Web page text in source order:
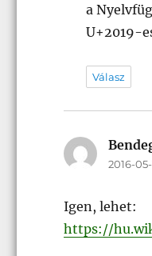
a
U+2019-
Válasz
2016-05-
Igen, lehet:
https://